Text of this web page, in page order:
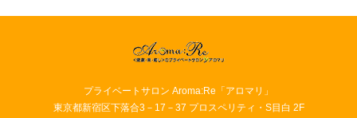
プライベートサロン Aroma:Re「アロマリ」
東京都新宿区下落合3－17－37 プロスペリティ・S目白 2F